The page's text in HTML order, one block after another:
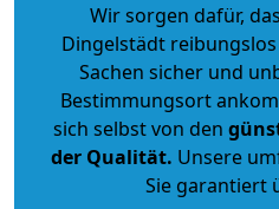
Wir sorgen dafür,
Dingelstädt
Sachen sicher und
Bestimmungsort
sich selbst von den
der Qualität. Unsere
Sie garantiert